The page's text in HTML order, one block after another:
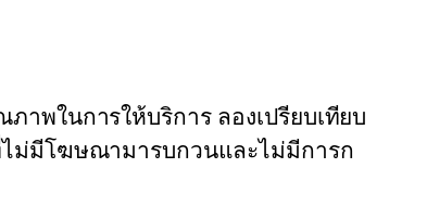
พในการให้บริการ ลองเปรียบเทียบ
ม่มีโฆษณามารบกวนและไม่มีการก